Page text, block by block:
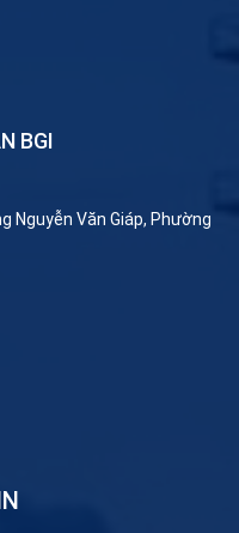
BGI
Nguyễn Văn Giáp, Phường